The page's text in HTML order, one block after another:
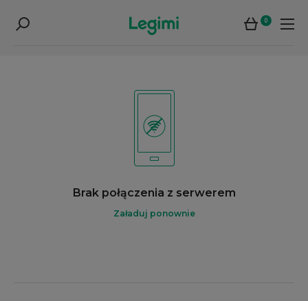
0
Brak połączenia z serwerem
Załaduj ponownie